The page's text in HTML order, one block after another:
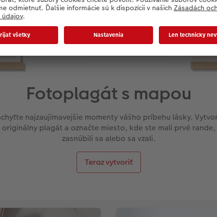
Fotoplagát s mapou
najzaujímavejšie momenty vášho príbehu lásky.
originálny plagát a označte miesto, kde ste mali prvé rande,
zasnúbili sa alebo sa vzali.
Teraz vytvoriť